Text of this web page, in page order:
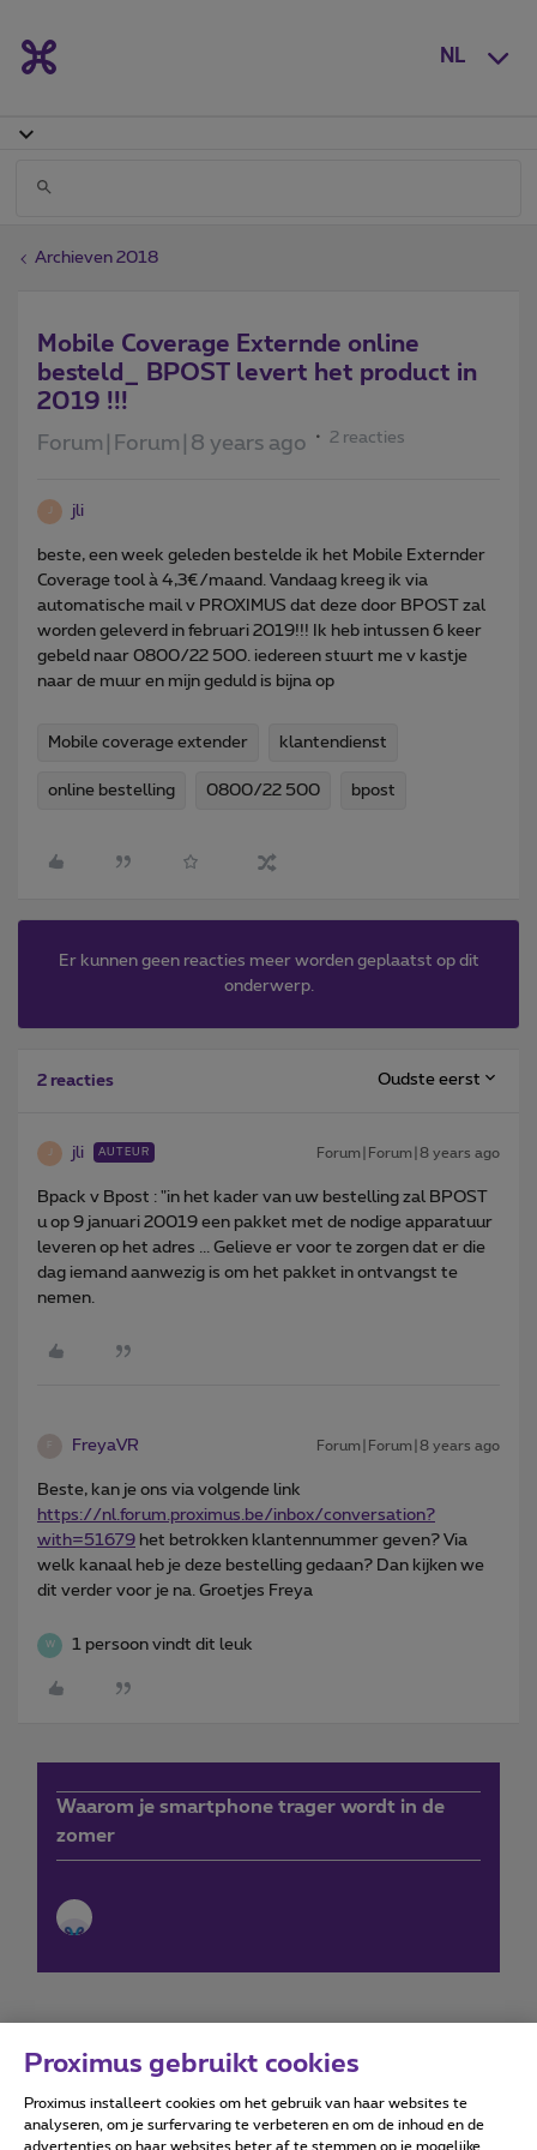
NL
Archieven 2018
Mobile Coverage Externde online
besteld_ BPOST levert het product in
2019 !!!
Forum|Forum|8 years ago 2 reacties
J jli
beste, een week geleden bestelde ik het Mobile Externder
Coverage tool à 4,3€/maand. Vandaag kreeg ik via
automatische mail v PROXIMUS dat deze door BPOST zal
worden geleverd in februari 2019!!! Ik heb intussen 6 keer
gebeld naar 0800/22 500. iedereen stuurt me v kastje
naar de muur en mijn geduld is bijna op
Mobile coverage extender klantendienst
online bestelling 0800/22 500 bpost
Er kunnen geen reacties meer worden geplaatst op dit
onderwerp.
2 reacties Oudste eerst
J jli AUTEUR Forum|Forum|8 years ago
Bpack v Bpost : "in het kader van uw bestelling zal BPOST
u op 9 januari 20019 een pakket met de nodige apparatuur
leveren op het adres ... Gelieve er voor te zorgen dat er die
dag iemand aanwezig is om het pakket in ontvangst te
nemen.
FreyaVR Forum|Forum|8 years ago
Beste, kan je ons via volgende link
https://nl. forum.proximus.be/inbox/conversation?
with=51679 het betrokken klantennummer geven? Via
welk kanaal heb je deze bestelling gedaan? Dan kijken we
dit verder voor je na. Groetjes Freya
W 1 persoon vindt dit leuk
Waarom je smartphone trager wordt in de
zomer
Forumvoorwaarden Accessibility statement
Proximus gebruikt cookies
Proximus installeert cookies om het gebruik van haar websites te
analyseren, om je surfervaring te verbeteren en om de inhoud en de
advertenties op haar websites beter af te stemmen op je mogelijke